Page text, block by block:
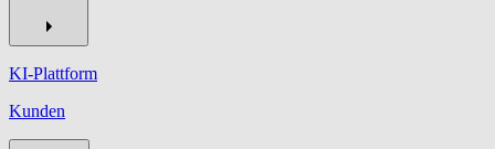
KI-Plattform
Kunden